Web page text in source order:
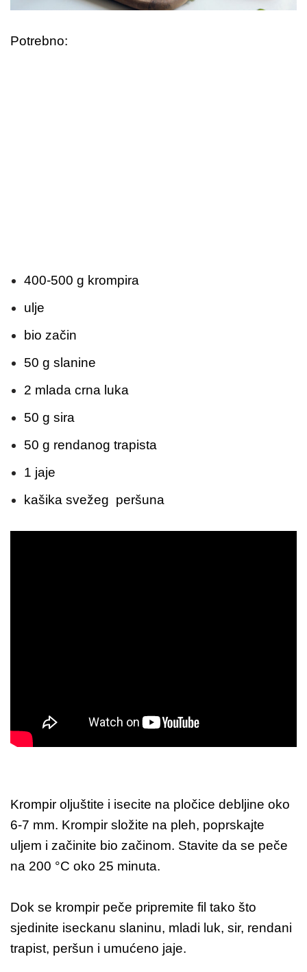
Potrebno:
400-500 g krompira
ulje
bio začin
50 g slanine
2 mlada crna luka
50 g sira
50 g rendanog trapista
1 jaje
kašika svežeg peršuna
Krompir oljuštite i isecite na pločice debljine oko
6-7 mm. Krompir složite na pleh, poprskajte
uljem i začinite bio začinom. Stavite da se peče
na 200 °C oko 25 minuta.
Dok se krompir peče pripremite fil tako što
sjedinite iseckanu slaninu, mladi luk, sir, rendani
trapist, peršun i umućeno jaje.